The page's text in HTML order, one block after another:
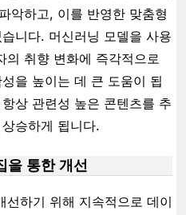
악하고, 이를 반영한 맞춤형
니다. 머신러닝 모델을 사용
의 취향 변화에 즉각적으로
을 높이는 데 큰 도움이 됩
상 관련성 높은 콘텐츠를 추
승하게 됩니다.
을 통한 개선
선하기 위해 지속적으로 데이